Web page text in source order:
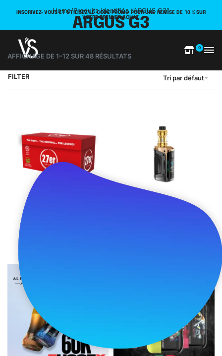
INSCRIVEZ-VOUS ET UTILISEZ LE CODE PROMO POUR UNE REMISE DE 10 % SUR
VOTRE PREMIER ACHAT.
0
Home/Produits identifiés “ARGUS G3”
ARGUS G3
AFFICHAGE DE 1–12 SUR 48 RÉSULTATS
Tri par défaut
FILTER